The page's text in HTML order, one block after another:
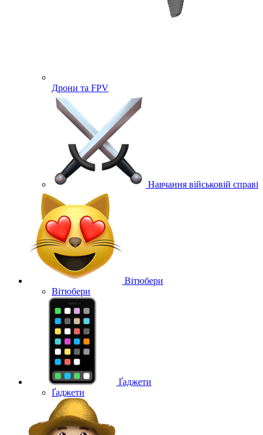
Дрони та FPV
Навчання військовій справі
Вітюбери
Вітюбери
Ґаджети
Ґаджети